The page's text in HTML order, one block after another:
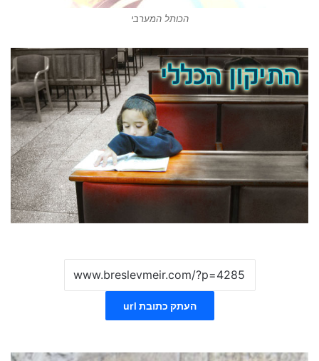
הכותל המערבי
העתק כתובת url